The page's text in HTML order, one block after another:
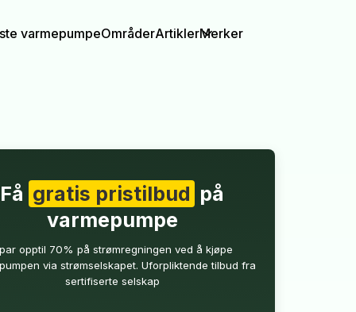
varmepumpeOmråderArtiklerMerker
Få gratis pristilbud på
varmepumpe
opptil 70% på strømregningen ved å kjøpe
via strømselskapet. Uforpliktende tilbud fra
sertifiserte selskap